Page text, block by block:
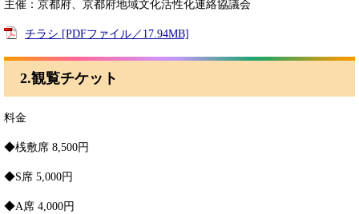
主催：京都府、京都府地域文化活性化連絡協議会
チラシ [PDFファイル／17.94MB]
2.観覧チケット
料金
◆桟敷席 8,500円
◆S席 5,000円
◆A席 4,000円